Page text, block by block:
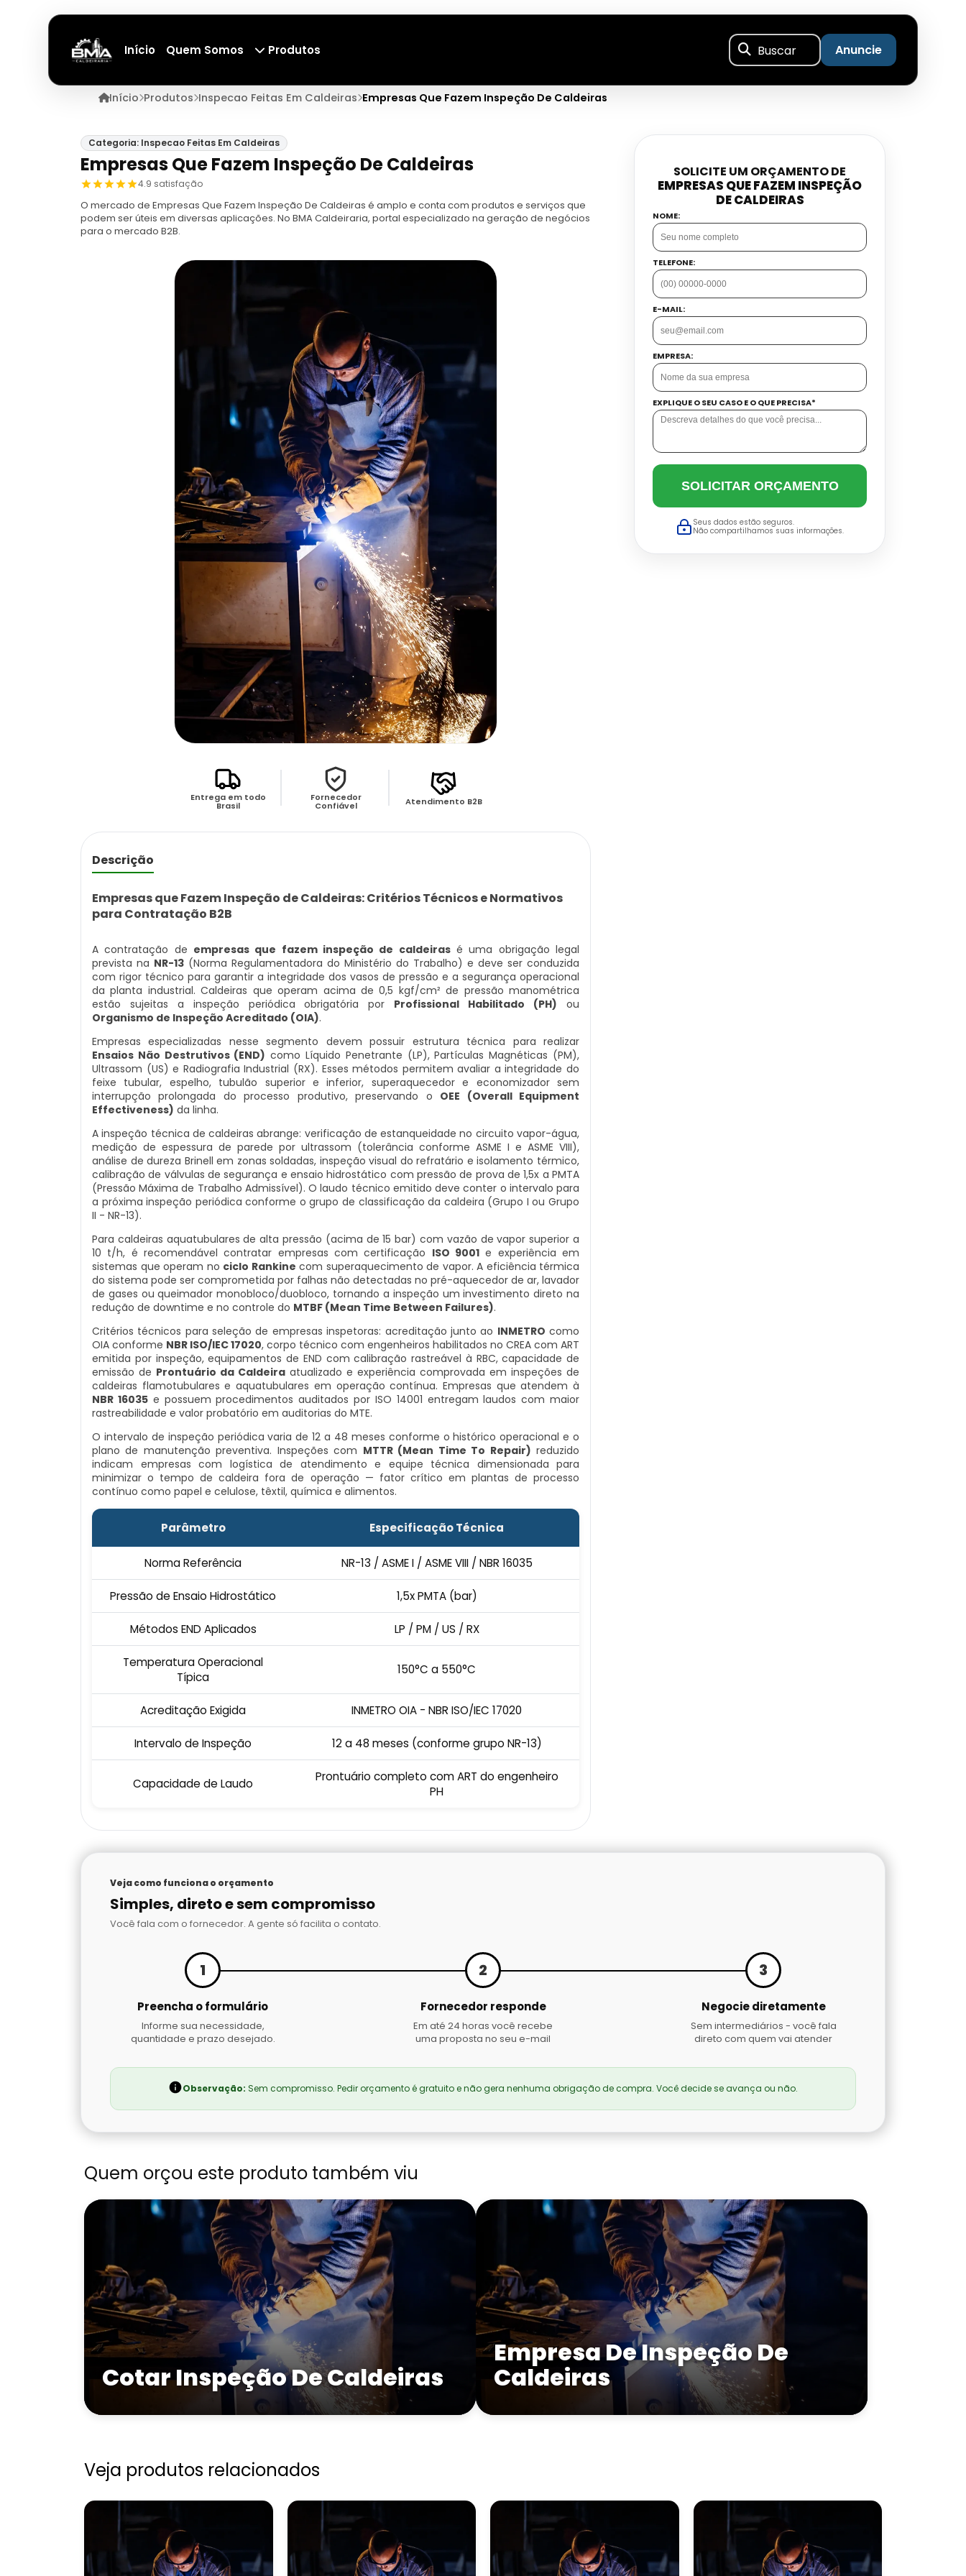
Início Quem Somos Produtos Buscar Anuncie
Início Produtos Inspecao Feitas Em Caldeiras Empresas Que Fazem Inspeção De Caldeiras
Categoria: Inspecao Feitas Em Caldeiras
Empresas Que Fazem Inspeção De Caldeiras
4.9 satisfação
O mercado de Empresas Que Fazem Inspeção De Caldeiras é amplo e conta com produtos e serviços que
podem ser úteis em diversas aplicações. No BMA Caldeiraria, portal especializado na geração de negócios
para o mercado B2B.
Entrega em todo
Brasil
Fornecedor
Confiável Atendimento B2B
Descrição
Empresas que Fazem Inspeção de Caldeiras: Critérios Técnicos e Normativos
para Contratação B2B
A contratação de empresas que fazem inspeção de caldeirasé uma obrigação legal
prevista na NR-13 (Norma Regulamentadora do Ministério do Trabalho) e deve ser conduzida
com rigor técnico para garantir a integridade dos vasos de pressão e a segurança operacional
da planta industrial. Caldeiras que operam acima de 0,5 kgf/cm² de pressão manométrica
estão sujeitas a inspeção periódica obrigatória por Profissional Habilitado (PH) ou
Organismo de Inspeção Acreditado (OIA).
Empresas especializadas nesse segmento devem possuir estrutura técnica para realizar
Ensaios Não Destrutivos (END) como Líquido Penetrante (LP), Partículas Magnéticas (PM),
Ultrassom (US) e Radiografia Industrial (RX). Esses métodos permitem avaliar a integridade do
feixe tubular, espelho, tubulão superior e inferior, superaquecedor e economizador sem
interrupção prolongada do processo produtivo, preservando o OEE (Overall Equipment
Effectiveness) da linha.
A inspeção técnica de caldeiras abrange: verificação de estanqueidade no circuito vapor-água,
medição de espessura de parede por ultrassom (tolerância conforme ASME I e ASME VIII),
análise de dureza Brinell em zonas soldadas, inspeção visual do refratário e isolamento térmico,
calibração de válvulas de segurança e ensaio hidrostático com pressão de prova de 1,5x a PMTA
(Pressão Máxima de Trabalho Admissível). O laudo técnico emitido deve conter o intervalo para
a próxima inspeção periódica conforme o grupo de classificação da caldeira (Grupo I ou Grupo
II - NR-13).
Para caldeiras aquatubulares de alta pressão (acima de 15 bar) com vazão de vapor superior a
10 t/h, é recomendável contratar empresas com certificação ISO 9001 e experiência em
sistemas que operam no ciclo Rankine com superaquecimento de vapor. A eficiência térmica
do sistema pode ser comprometida por falhas não detectadas no pré-aquecedor de ar, lavador
de gases ou queimador monobloco/duobloco, tornando a inspeção um investimento direto na
redução de downtime e no controle do MTBF (Mean Time Between Failures).
Critérios técnicos para seleção de empresas inspetoras: acreditação junto ao INMETRO como
OIA conforme NBR ISO/IEC 17020, corpo técnico com engenheiros habilitados no CREA com ART
emitida por inspeção, equipamentos de END com calibração rastreável à RBC, capacidade de
emissão de Prontuário da Caldeira atualizado e experiência comprovada em inspeções de
caldeiras flamotubulares e aquatubulares em operação contínua. Empresas que atendem à
NBR 16035e possuem procedimentos auditados por ISO 14001 entregam laudos com maior
rastreabilidade e valor probatório em auditorias do MTE.
O intervalo de inspeção periódica varia de 12 a 48 meses conforme o histórico operacional e o
plano de manutenção preventiva. Inspeções com MTTR (Mean Time To Repair) reduzido
indicam empresas com logística de atendimento e equipe técnica dimensionada para
minimizar o tempo de caldeira fora de operação — fator crítico em plantas de processo
contínuo como papel e celulose, têxtil, química e alimentos.
Parâmetro Especificação Técnica
Norma Referência NR-13 / ASME I / ASME VIII / NBR 16035
Pressão de Ensaio Hidrostático 1,5x PMTA (bar)
Métodos END Aplicados LP / PM / US / RX
Temperatura Operacional
Típica
150°C a 550°C
Acreditação Exigida INMETRO OIA - NBR ISO/IEC 17020
Intervalo de Inspeção 12 a 48 meses (conforme grupo NR-13)
Capacidade de Laudo
Prontuário completo com ART do engenheiro
PH
SOLICITE UM ORÇAMENTO DE
EMPRESAS QUE FAZEM INSPEÇÃO
DE CALDEIRAS
NOME:
TELEFONE:
E-MAIL:
EMPRESA:
EXPLIQUE O SEU CASO E O QUE PRECISA*
SOLICITAR ORÇAMENTO
Seus dados estão seguros.
Não compartilhamos suas informações.
Veja como funciona o orçamento
Simples, direto e sem compromisso
Você fala com o fornecedor. A gente só facilita o contato.
1
Preencha o formulário
Informe sua necessidade,
quantidade e prazo desejado.
2
Fornecedor responde
Em até 24 horas você recebe
uma proposta no seu e-mail
3
Negocie diretamente
Sem intermediários - você fala
direto com quem vai atender
Observação: Sem compromisso. Pedir orçamento é gratuito e não gera nenhuma obrigação de compra. Você decide se avança ou não.
Quem orçou este produto também viu
Cotar Inspeção De Caldeiras
Empresa De Inspeção De
Caldeiras
Veja produtos relacionados